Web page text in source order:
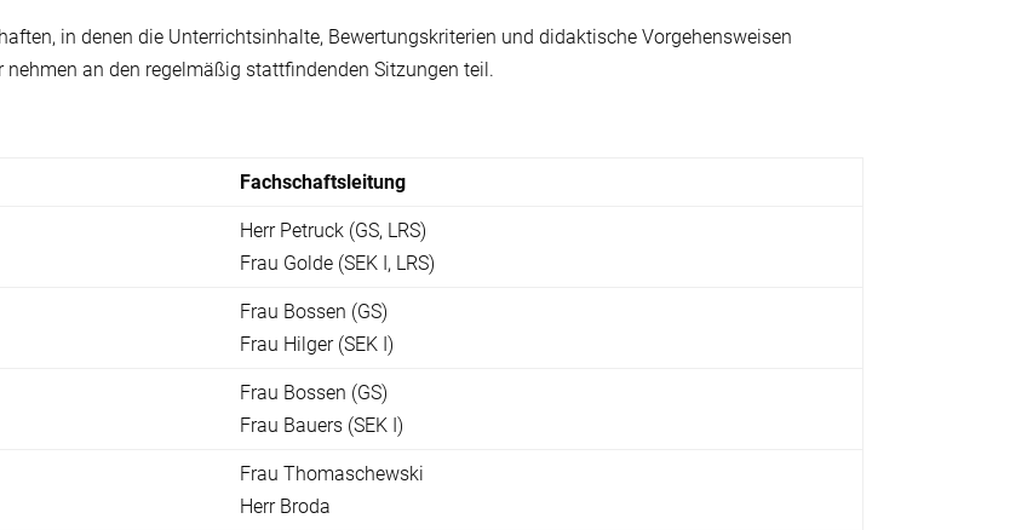
in denen die Unterrichtsinhalte, Bewertungskriterien und didaktische Vorgehensweisen
an den regelmäßig stattfindenden Sitzungen teil.
Fachschaftsleitung
Herr Petruck (GS, LRS)
Frau Golde (SEK I, LRS)
Frau Bossen (GS)
Frau Hilger (SEK I)
Frau Bossen (GS)
Frau Bauers (SEK I)
Frau Thomaschewski
Herr Broda